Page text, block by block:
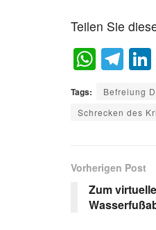
Teilen Sie
W
h
at
s
p
p
T
el
e
gr
m
Tags: Befreiung
Schrecken des
Vorherigen Post
Zum